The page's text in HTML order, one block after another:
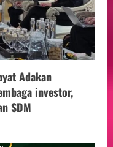
Adakan
investor,
SDM